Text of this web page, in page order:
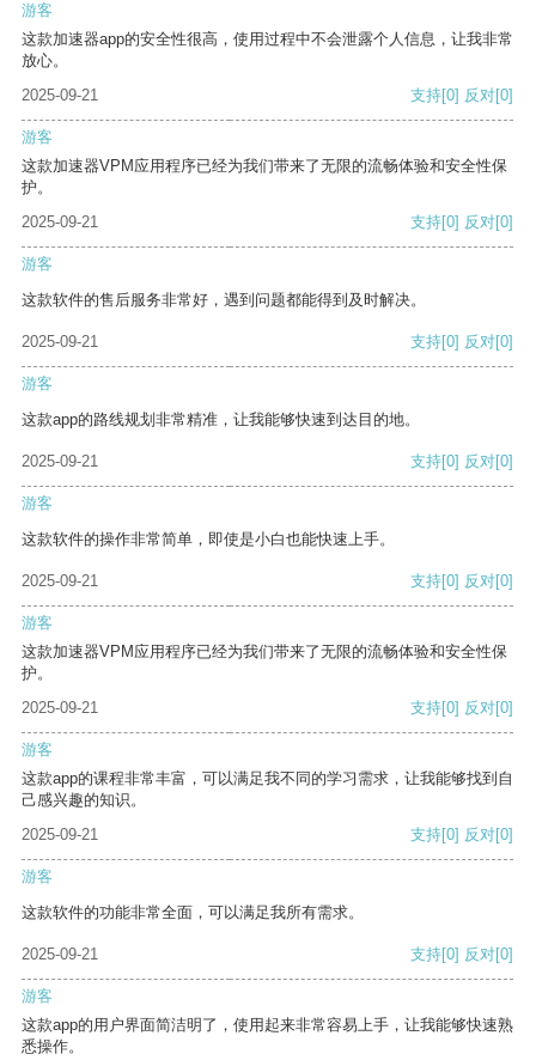
游客
这款加速器app的安全性很高，使用过程中不会泄露个人信息，让我非常
放心。
2025-09-21
支持[0] 反对[0]
游客
这款加速器VPM应用程序已经为我们带来了无限的流畅体验和安全性保
护。
2025-09-21
支持[0] 反对[0]
游客
这款软件的售后服务非常好，遇到问题都能得到及时解决。
2025-09-21 支持[0] 反对[0]
游客
这款app的路线规划非常精准，让我能够快速到达目的地。
2025-09-21 支持[0] 反对[0]
游客
这款软件的操作非常简单，即使是小白也能快速上手。
2025-09-21 支持[0] 反对[0]
游客
这款加速器VPM应用程序已经为我们带来了无限的流畅体验和安全性保
护。
2025-09-21
支持[0] 反对[0]
游客
这款app的课程非常丰富，可以满足我不同的学习需求，让我能够找到自
己感兴趣的知识。
2025-09-21
支持[0] 反对[0]
游客
这款软件的功能非常全面，可以满足我所有需求。
2025-09-21 支持[0] 反对[0]
游客
这款app的用户界面简洁明了，使用起来非常容易上手，让我能够快速熟
悉操作。